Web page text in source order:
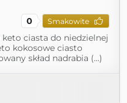
0 Smakowite
ciasta do niedzielnej
kokosowe ciasto
skład nadrabia (...)